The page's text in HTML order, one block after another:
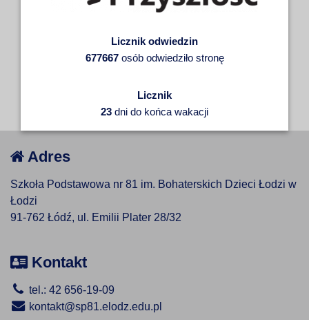
Licznik odwiedzin
677667osób odwiedziło stronę
Licznik
23 dni do końca wakacji
Adres
Szkoła Podstawowa nr 81 im. Bohaterskich Dzieci Łodzi w
Łodzi
91-762 Łódź, ul. Emilii Plater 28/32
Kontakt
tel.: 42 656-19-09
kontakt@sp81.elodz.edu.pl